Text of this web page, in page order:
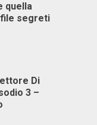
quella
segreti
Di
3 –